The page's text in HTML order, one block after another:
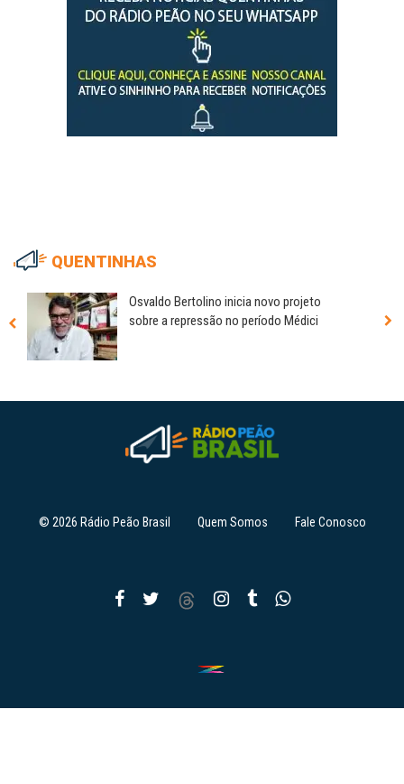
QUENTINHAS
Osvaldo Bertolino inicia novo projeto
sobre a repressão no período Médici
© 2026 Rádio Peão Brasil Quem Somos Fale Conosco